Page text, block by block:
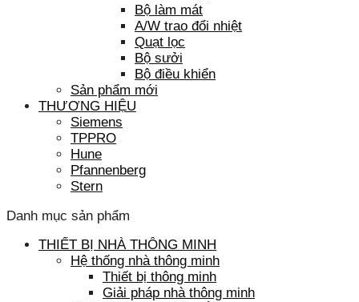
Bộ làm mát
A/W trao đổi nhiệt
Quạt lọc
Bộ sưởi
Bộ điều khiển
Sản phẩm mới
THƯƠNG HIỆU
Siemens
TPPRO
Hune
Pfannenberg
Stern
Danh mục sản phẩm
THIẾT BỊ NHÀ THÔNG MINH
Hệ thống nhà thông minh
Thiết bị thông minh
Giải pháp nhà thông minh